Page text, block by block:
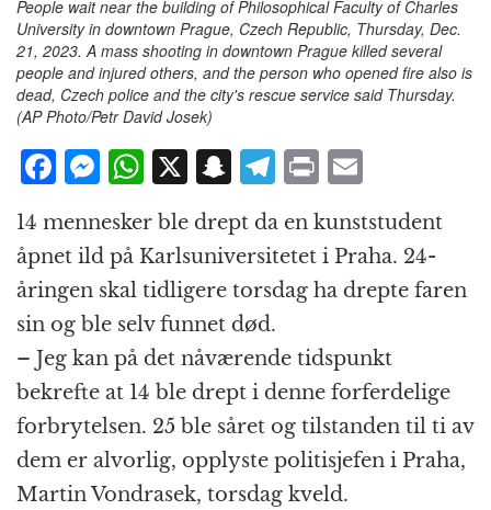
People wait near the building of Philosophical Faculty of Charles
University in downtown Prague, Czech Republic, Thursday, Dec.
21, 2023. A mass shooting in downtown Prague killed several
people and injured others, and the person who opened fire also is
dead, Czech police and the city's rescue service said Thursday.
(AP Photo/Petr David Josek)
F
c
e
b
o
o
k
M
ss
e
n
g
e
r
W
h
at
s
A
p
p
X S
a
p
c
h
at
T
e
g
r
a
m
P
n
t
ai
l
14 mennesker ble drept da en kunststudent
åpnet ild på Karlsuniversitetet i Praha. 24-
åringen skal tidligere torsdag ha drepte faren
sin og ble selv funnet død.
– Jeg kan på det nåværende tidspunkt
bekrefte at 14 ble drept i denne forferdelige
forbrytelsen. 25 ble såret og tilstanden til ti av
dem er alvorlig, opplyste politisjefen i Praha,
Martin Vondrasek, torsdag kveld.